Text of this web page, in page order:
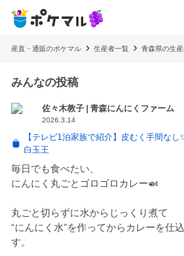
産直・通販のポケマル 生産者一覧 青森県の生
みんなの投稿
佐々木教子 | 青森にんにくファーム
2026.3.14
【テレビ1泊家族で紹介】皮むく手間な
白玉王
毎日でも食べたい、
にんにく丸ごとゴロゴロカレー🍛
丸ごと切らずに水からじっくり煮て
“にんにく水”を作ってからカレーを仕
す。